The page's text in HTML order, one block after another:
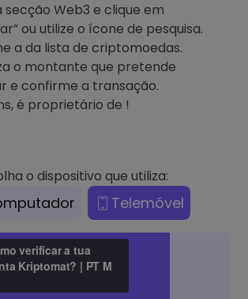
secção Web3 e clique em
ou utilize o ícone de pesquisa.
a da lista de criptomoedas.
o montante que pretende
e confirme a transação.
é proprietário de !
o dispositivo que utiliza:
Telemóvel